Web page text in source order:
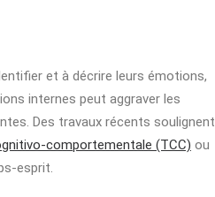
et à décrire leurs émotions,
internes peut aggraver les
Des travaux récents soulignent
comportementale (TCC) ou
esprit.